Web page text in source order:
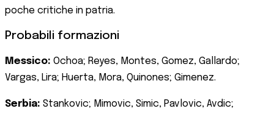
poche critiche in patria.
Probabili formazioni
Messico: Ochoa; Reyes, Montes, Gomez, Gallardo;
Vargas, Lira; Huerta, Mora, Quinones; Gimenez.
Serbia: Stankovic; Mimovic, Simic, Pavlovic, Avdic;